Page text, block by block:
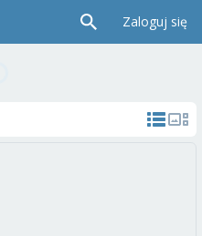
Zaloguj się